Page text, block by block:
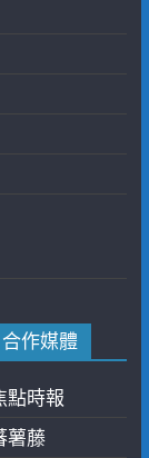
合作媒體
點時報
薯藤